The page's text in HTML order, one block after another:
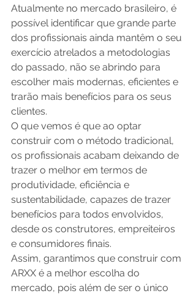
Atualmente no mercado brasileiro, é
possível identificar que grande parte
dos profissionais ainda mantêm o seu
exercício atrelados a metodologias
do passado, não se abrindo para
escolher mais modernas, eficientes e
trarão mais benefícios para os seus
clientes.
O que vemos é que ao optar
construir com o método tradicional,
os profissionais acabam deixando de
trazer o melhor em termos de
produtividade, eficiência e
sustentabilidade, capazes de trazer
benefícios para todos envolvidos,
desde os construtores, empreiteiros
e consumidores finais.
Assim, garantimos que construir com
ARXX é a melhor escolha do
mercado, pois além de ser o único